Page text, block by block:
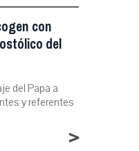
con
del
del Papa a
y referentes
>